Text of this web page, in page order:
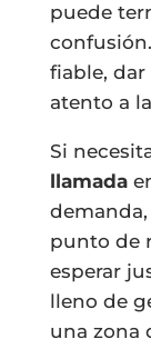
puede
fiable,
atento a
Si
llamada
punto de
esperar
lleno de
una zona